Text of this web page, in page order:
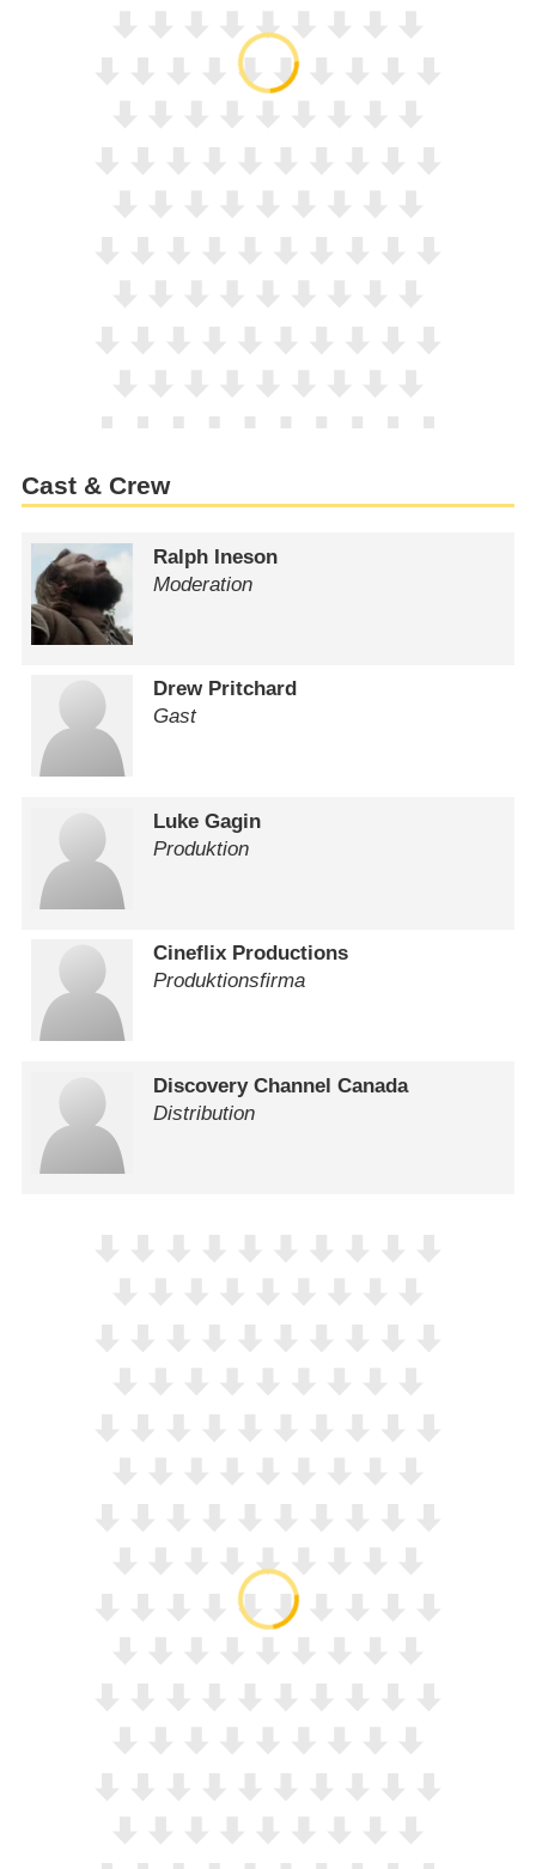
Cast & Crew
Ralph Ineson
Moderation
Drew Pritchard
Gast
Luke Gagin
Produktion
Cineflix Productions
Produktionsfirma
Discovery Channel Canada
Distribution